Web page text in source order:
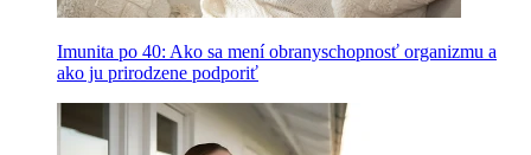
Imunita po 40: Ako sa mení obranyschopnosť organizmu a
ako ju prirodzene podporiť